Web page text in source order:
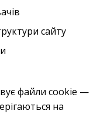
сайту
файли cookie —
на